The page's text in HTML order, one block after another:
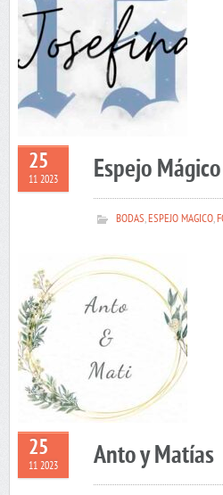
25
11 2023 Espejo
BODAS,ESPEJO MAGICO,
25
11 2023 Anto y Matías